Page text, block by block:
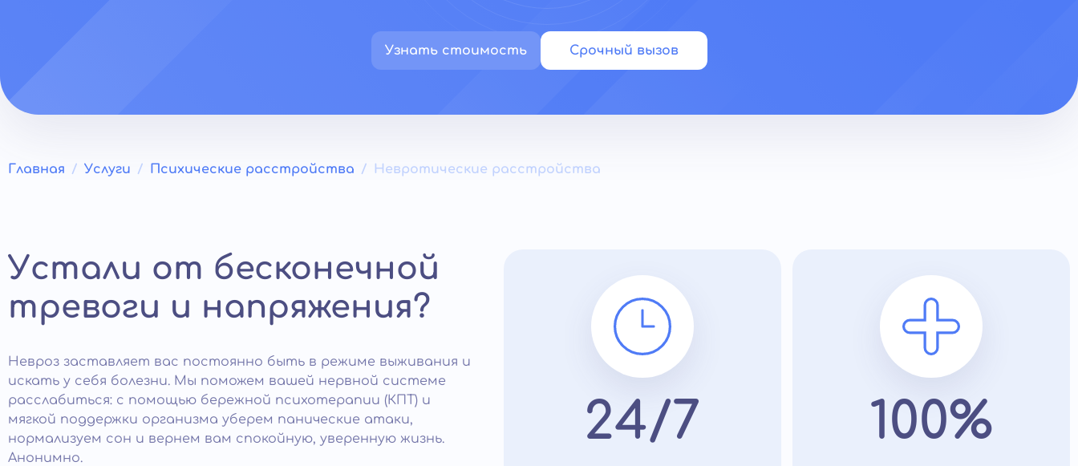
Узнать стоимость Срочный вызов
Главная Услуги Психические расстройства Невротические расстройства
Устали от бесконечной
тревоги и напряжения?
Невроз заставляет вас постоянно быть в режиме выживания и
искать у себя болезни. Мы поможем вашей нервной системе
расслабиться: с помощью бережной психотерапии (КПТ) и
мягкой поддержки организма уберем панические атаки,
нормализуем сон и вернем вам спокойную, уверенную жизнь.
Анонимно.
24/7 100%